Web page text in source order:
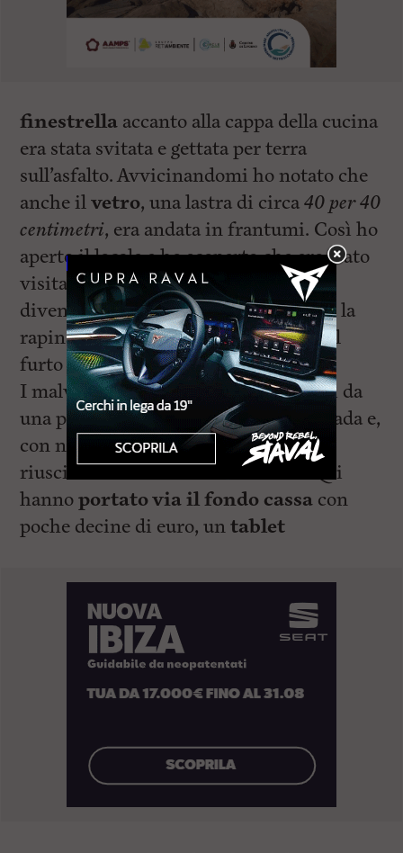
finestrella accanto alla cappa della cucina
era stata svitata e gettata per terra
sull’asfalto. Avvicinandomi ho notato che
anche ilvetro, una lastra di circa40 per 40
centimetri, era andata in frantumi. Così ho
aperto il locale e ho scoperto che ero stato
visitato dai ladri. Questa zona sta
diventando insicura, circa un mese fa la
rapina qui accanto da Martinelli ora il
furto nel mio locale…”.
I malviventi si sono introdotti quindi da
una piccola finestrella che dà sulla strada e,
con non poco contorsionismo, sono
riusciti ad entrare dentro il locale. Qui
hannoportato via il fondo cassa con
poche decine di euro, untablet